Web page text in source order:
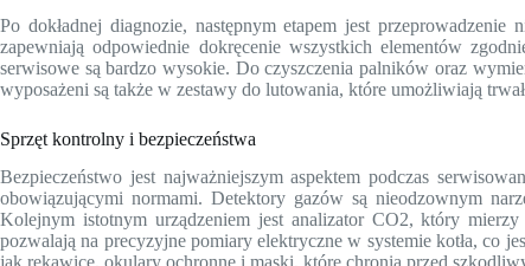
Po dokładnej diagnozie, następnym etapem jest
zapewniają odpowiednie dokręcenie wszystkich elementów
serwisowe są bardzo wysokie. Do czyszczenia palników oraz
wyposażeni są także w zestawy do lutowania, które umożliwiają
Sprzęt kontrolny i bezpieczeństwa
Bezpieczeństwo jest najważniejszym aspektem podczas
obowiązującymi normami. Detektory gazów są nieodzownym
Kolejnym istotnym urządzeniem jest analizator CO2, który
pozwalają na precyzyjne pomiary elektryczne w systemie kotła, co